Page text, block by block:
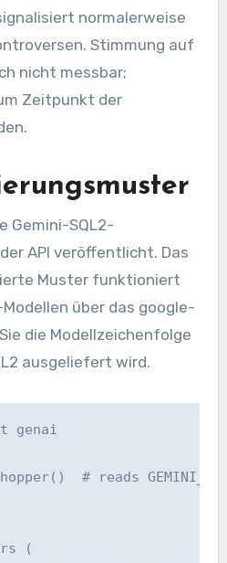
normalerweise
Stimmung auf
nicht messbar;
Zeitpunkt der
Gemini-SQL2-
API veröffentlicht. Das
Muster funktioniert
über das google-
die Modellzeichenfolge
ausgeliefert wird.
genai
# reads
(